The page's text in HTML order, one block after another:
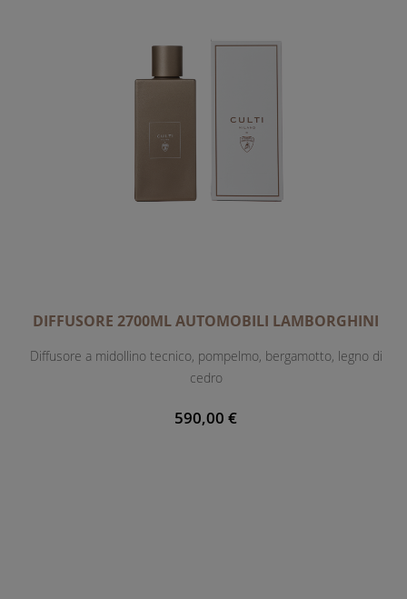
DIFFUSORE 2700ML AUTOMOBILI LAMBORGHINI
Diffusore a midollino tecnico, pompelmo, bergamotto, legno di
cedro
590,00 €